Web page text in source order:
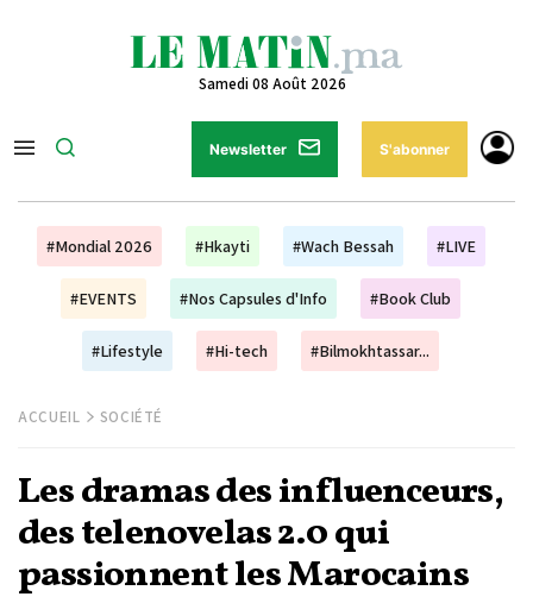
Samedi 08 Août 2026
Newsletter S'abonner
#Mondial 2026 #Hkayti #Wach Bessah #LIVE
#EVENTS #Nos Capsules d'Info #Book Club
#Lifestyle #Hi-tech #Bilmokhtassar...
ACCUEIL SOCIÉTÉ
Les dramas des influenceurs,
des telenovelas 2.0 qui
passionnent les Marocains